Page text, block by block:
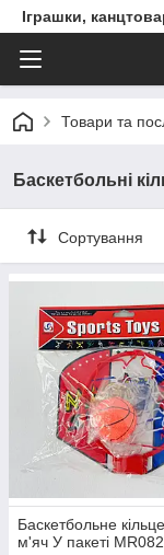
Іграшки,
Товари та
Баскетбольні
Сортування
Баскетбольне
м'яч У пакеті